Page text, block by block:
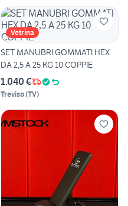
Vetrina
SET MANUBRI GOMMATI HEX
DA 2,5 A 25 KG 10 COPPIE
1.040 €
Treviso(TV)